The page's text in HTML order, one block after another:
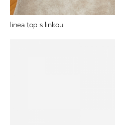
linea top s linkou